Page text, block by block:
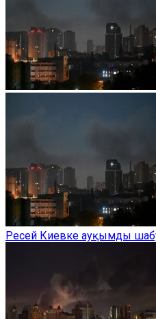
Ресей Киевке ауқымды